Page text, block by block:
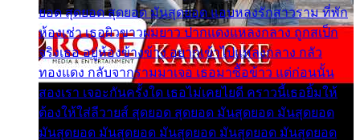
ยอด สุดยอด สุดยอด มันสุดยอด แอบหลงรักสาวราม ที่พัก
ห้องเช่า เธอผิวขาวผมยาว ปากแดงแหลงกลาง ถูกสเป็ก
จริงเธอ อยู่ห้องข้างข้าง อยากเข้าไปแหลงกลาง กลัว
ทองแดง กลับจากรามมาเจอ เธอมาซื้อข้าว แต่ก่อนนั้น
สองเรา เจอะกันครั้งใด เธอไม่เคยไยดี คราวนี้เธอยิ้มให้
ต้องให้ใส่ลีวายส์ สุดยอด สุดยอด มันสุดยอด มันสุดยอด
มันสุดยอด มันสุดยอด มันสุดยอด มันสุดยอด มันสุดยอด